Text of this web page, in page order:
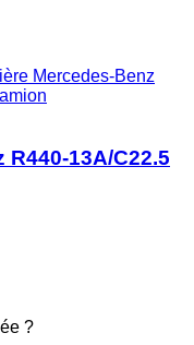
Mercedes-Benz
13A/C22.5
?